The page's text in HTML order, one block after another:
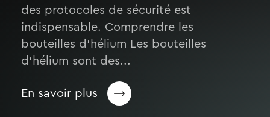
des protocoles de sécurité est
indispensable. Comprendre les
bouteilles d’hélium Les bouteilles
d’hélium sont des...
En savoir plus